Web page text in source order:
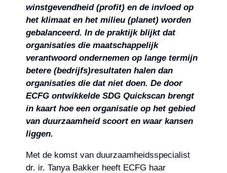
winstgevendheid (profit) en de invloed op
het klimaat en het milieu (planet) worden
gebalanceerd. In de praktijk blijkt dat
organisaties die maatschappelijk
verantwoord ondernemen op lange termijn
betere (bedrijfs)resultaten halen dan
organisaties die dat niet doen. De door
ECFG ontwikkelde SDG Quickscan brengt
in kaart hoe een organisatie op het gebied
van duurzaamheid scoort en waar kansen
liggen.
Met de komst van duurzaamheidsspecialist
dr. ir. Tanya Bakker heeft ECFG haar